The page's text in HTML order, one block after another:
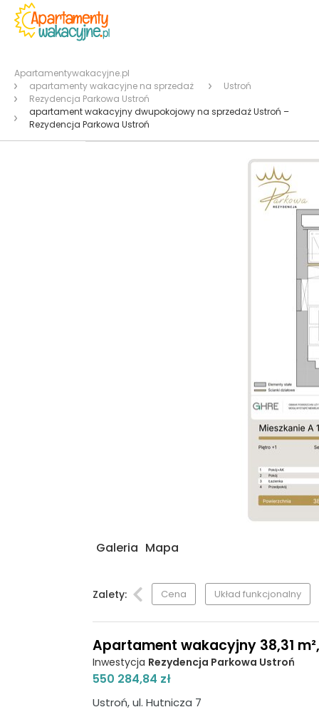
Apartamentywakacyjne.pl
apartamenty wakacyjne na sprzedaż
Ustroń
Rezydencja Parkowa Ustroń
apartament wakacyjny dwupokojowy na sprzedaż Ustroń –
Rezydencja Parkowa Ustroń
Galeria Mapa
Zalety: Cena Układ funkcjonalny
Apartament wakacyjny 38,31
Inwestycja Rezydencja Parkowa Ustroń
550 284,84 zł
Ustroń, ul. Hutnicza 7